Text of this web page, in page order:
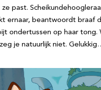
past.
ernaar, beantwoordt braaf
ondertussen op haar tong.
je natuurlijk niet.